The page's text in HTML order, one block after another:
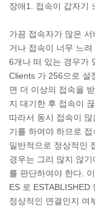
장애1. 접속이 갑자기
가끔 접속자가 많은
거나 접속이 너무 느
6개나 떠 있는 경우가
Clients 가 256으로 설
면 더 이상의 접속을
지 대기한 후 접속이
따라서 동시 접속이
기를 하여야 하므로
일반적으로 정상적인
경우는 그리 많지 않
를 판단하여야 한다.
ES 로
정상적인 연결인지 여